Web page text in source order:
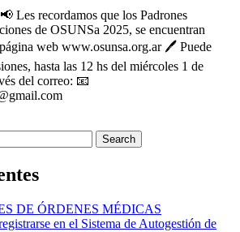
Les recordamos que los Padrones
de OSUNSa 2025, se encuentran
web www.osunsa.org.ar 🖊️ Puede
hasta las 12 hs del miércoles 1 de
del correo: 📧
Search
DE ÓRDENES MÉDICAS
en el Sistema de Autogestión de